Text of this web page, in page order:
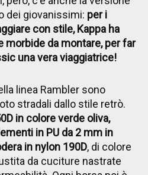
dei giovanissimi: per i
con stile, Kappa ha
morbide da montare, per far
una vera viaggiatrice!
linea Rambler sono
stradali dallo stile retrò.
in colore verde oliva,
in PU da 2 mm in
in nylon 190D, di colore
da cuciture nastrate